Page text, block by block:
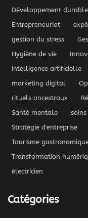
Développement durable
Entrepreneuriat
gestion du stress
Hygiène de vie
intelligence artificielle
marketing digital
rituels ancestraux
Santé mentale
Stratégie d'entreprise
Tourisme
Transformation
électricien
Catégories